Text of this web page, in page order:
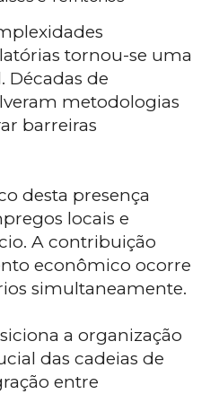
tornou-se uma
Décadas de
metodologias
barreiras
desta presença
locais e
A contribuição
econômico ocorre
simultaneamente.
a organização
das cadeias de
entre